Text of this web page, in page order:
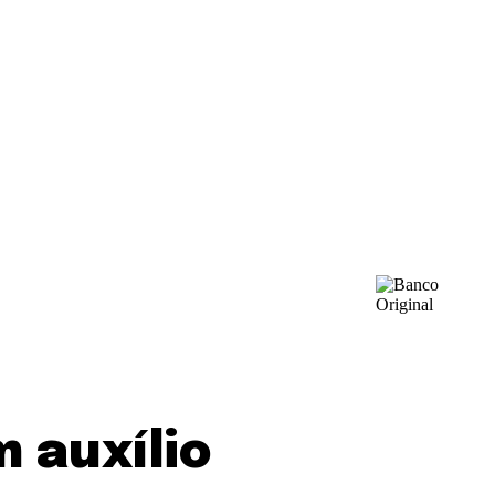
auxílio